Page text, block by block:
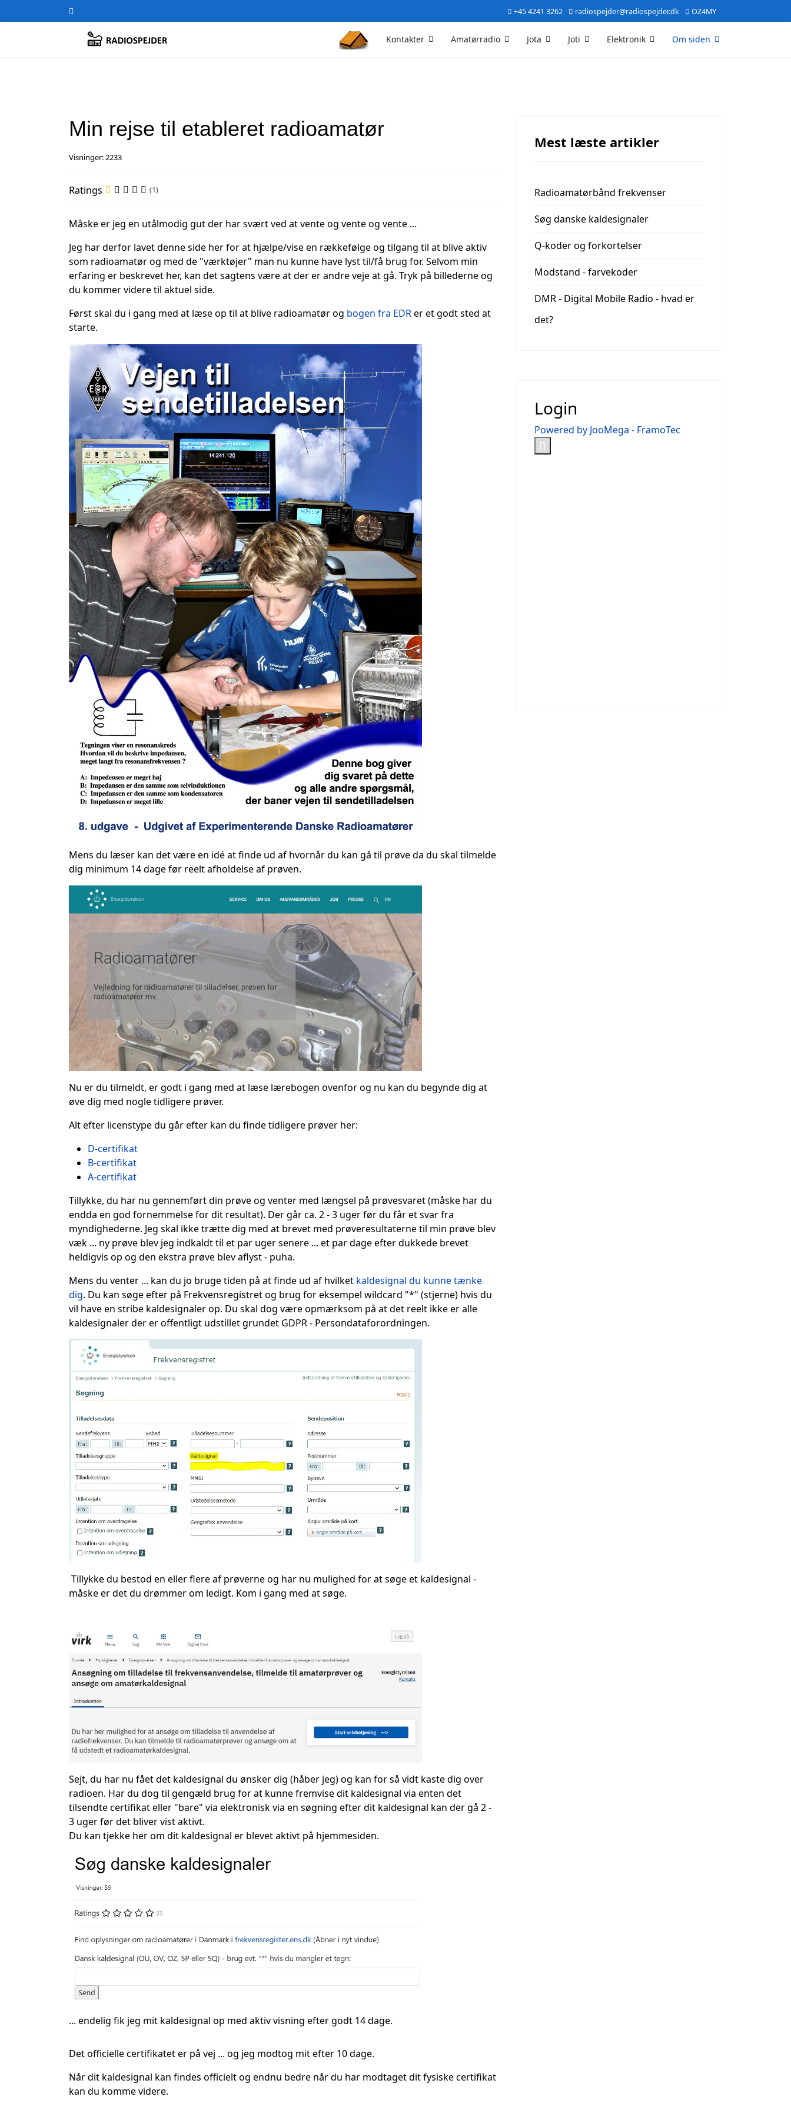
+45 4241 3262 radiospejder@radiospejder.dk OZ4MY
Kontakter Amatørradio Jota Joti Elektronik Om siden
Min rejse til etableret radioamatør
Visninger: 2233
Ratings (1)
Måske er jeg en utålmodig gut der har svært ved at vente og vente og vente ...
Jeg har derfor lavet denne side her for at hjælpe/vise en rækkefølge og tilgang til at blive aktiv
som radioamatør og med de "værktøjer" man nu kunne have lyst til/få brug for. Selvom min
erfaring er beskrevet her, kan det sagtens være at der er andre veje at gå. Tryk på billederne og
du kommer videre til aktuel side.
Først skal du i gang med at læse op til at blive radioamatør og bogen fra EDRer et godt sted at
starte.
Mens du læser kan det være en idé at finde ud af hvornår du kan gå til prøve da du skal tilmelde
dig minimum 14 dage før reelt afholdelse af prøven.
Nu er du tilmeldt, er godt i gang med at læse lærebogen ovenfor og nu kan du begynde dig at
øve dig med nogle tidligere prøver.
Alt efter licenstype du går efter kan du finde tidligere prøver her:
D-certifikat
B-certifikat
A-certifikat
Tillykke, du har nu gennemført din prøve og venter med længsel på prøvesvaret (måske har du
endda en god fornemmelse for dit resultat). Der går ca. 2 - 3 uger før du får et svar fra
myndighederne. Jeg skal ikke trætte dig med at brevet med prøveresultaterne til min prøve blev
væk ... ny prøve blev jeg indkaldt til et par uger senere ... et par dage efter dukkede brevet
heldigvis op og den ekstra prøve blev aflyst - puha.
Mens du venter ... kan du jo bruge tiden på at finde ud af hvilket kaldesignal du kunne tænke
dig. Du kan søge efter på Frekvensregistret og brug for eksempel wildcard "*" (stjerne) hvis du
vil have en stribe kaldesignaler op. Du skal dog være opmærksom på at det reelt ikke er alle
kaldesignaler der er offentligt udstillet grundet GDPR - Persondataforordningen.
Tillykke du bestod en eller flere af prøverne og har nu mulighed for at søge et kaldesignal -
måske er det du drømmer om ledigt. Kom i gang med at søge.
Sejt, du har nu fået det kaldesignal du ønsker dig (håber jeg) og kan for så vidt kaste dig over
radioen. Har du dog til gengæld brug for at kunne fremvise dit kaldesignal via enten det
tilsendte certifikat eller "bare" via elektronisk via en søgning efter dit kaldesignal kan der gå 2 -
3 uger før det bliver vist aktivt.
Du kan tjekke her om dit kaldesignal er blevet aktivt på hjemmesiden.
... endelig fik jeg mit kaldesignal op med aktiv visning efter godt 14 dage.
Det officielle certifikatet er på vej ... og jeg modtog mit efter 10 dage.
Når dit kaldesignal kan findes officielt og endnu bedre når du har modtaget dit fysiske certifikat
kan du komme videre.
Mest læste artikler
Radioamatørbånd frekvenser
Søg danske kaldesignaler
Q-koder og forkortelser
Modstand - farvekoder
DMR - Digital Mobile Radio - hvad er
det?
Login
Powered by JooMega - FramoTec